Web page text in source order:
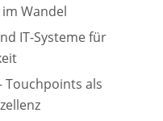
Wandel
IT-Systeme für
Touchpoints als